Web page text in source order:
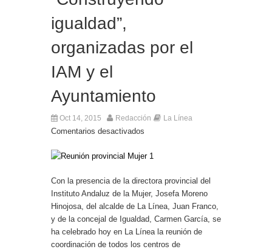
El Ministro Principal da la bienvenida a la nueva
Ministra británica para los Territorios de Ultramar
igualdad”,
organizadas por el
IAM y el
Ayuntamiento
Oct 14, 2015 Redacción La Línea
Comentarios desactivados
Con la presencia de la directora provincial del
Instituto Andaluz de la Mujer, Josefa Moreno
Hinojosa, del alcalde de La Línea, Juan Franco,
y de la concejal de Igualdad, Carmen García, se
ha celebrado hoy en La Línea la reunión de
coordinación de todos los centros de